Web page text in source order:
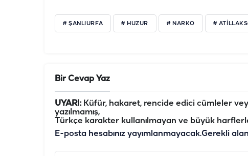
# ŞANLIURFA # HUZUR # NARKO #
Bir Cevap Yaz
UYARI:Küfür, hakaret, rencide edici cümleler
yazılmamış,
Türkçe karakter kullanılmayan ve büyük
E-posta hesabınız yayımlanmayacak.Gerekli